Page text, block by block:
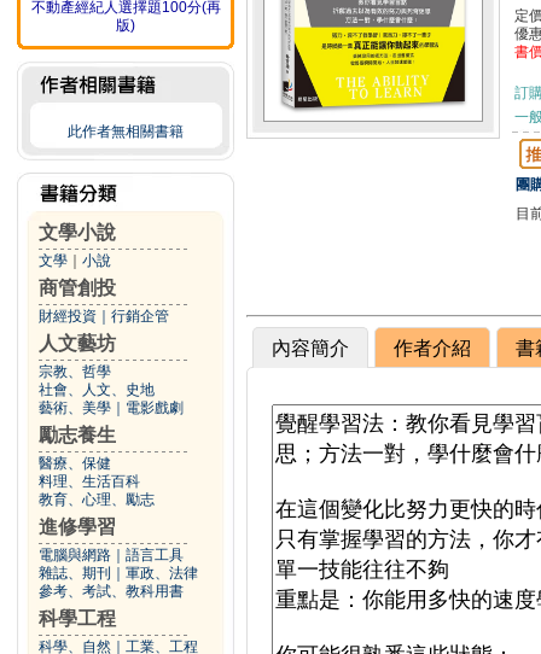
不動產經紀人選擇題100分(再
版)
此作者無相關書籍
文學小說
文學 小說
商管創投
財經投資 行銷企管
人文藝坊
宗教、哲學
社會、人文、史地
藝術、美學
電影戲劇
勵志養生
醫療、保健
料理、生活百科
教育、心理、勵志
進修學習
電腦與網路
語言工具
雜誌、期刊
軍政、法律
參考、考試、教科用書
科學工程
科學、自然 工業、工程
定
優
書
訂
一
團
目
內容簡介 作者介紹 書